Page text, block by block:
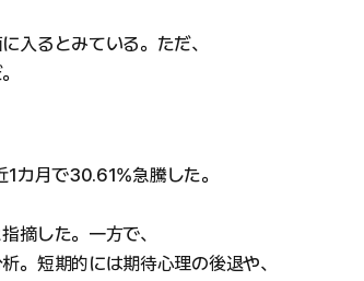
入るとみている。ただ、
カ月で30.61%急騰した。
摘した。一方で、
。短期的には期待心理の後退や、